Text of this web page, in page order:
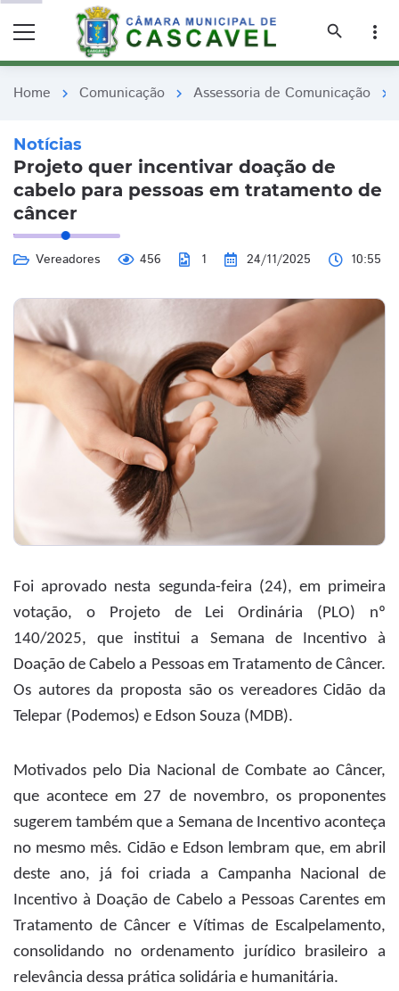
search
more_vert
Home chevron_right Comunicação chevron_right Assessoria de Comunicação chevron_right
Notícias
Projeto quer incentivar doação de
cabelo para pessoas em tratamento de
câncer
Vereadores 456 1 24/11/2025 10:55
Foi aprovado nesta segunda-feira (24), em primeira
votação, o Projeto de Lei Ordinária (PLO) nº
140/2025, que institui a Semana de Incentivo à
Doação de Cabelo a Pessoas em Tratamento de Câncer.
Os autores da proposta são os vereadores Cidão da
Telepar (Podemos) e Edson Souza (MDB).
Motivados pelo Dia Nacional de Combate ao Câncer,
que acontece em 27 de novembro, os proponentes
sugerem também que a Semana de Incentivo aconteça
no mesmo mês. Cidão e Edson lembram que, em abril
deste ano, já foi criada a Campanha Nacional de
Incentivo à Doação de Cabelo a Pessoas Carentes em
Tratamento de Câncer e Vítimas de Escalpelamento,
consolidando no ordenamento jurídico brasileiro a
relevância dessa prática solidária e humanitária.